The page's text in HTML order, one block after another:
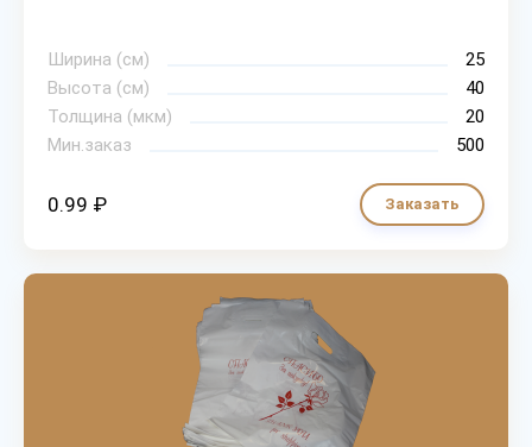
Ширина (см)
25
Высота (см)
40
Толщина (мкм)
20
Мин.заказ
500
0.99 ₽ Заказать